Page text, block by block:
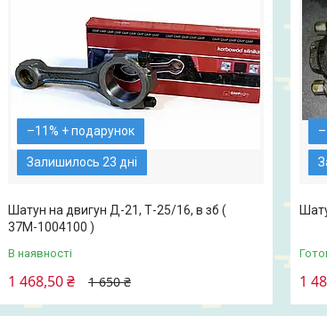
–11%
Залишилось 23 дні
Шатун на двигун Д-21, Т-25/16, в зб (
37М-1004100 )
В наявності
1 650 ₴
1 468,50 ₴ 1